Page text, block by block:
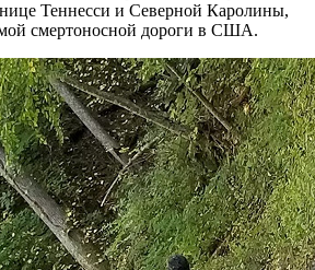
Теннесси и Северной Каролины,
смертоносной дороги в США.